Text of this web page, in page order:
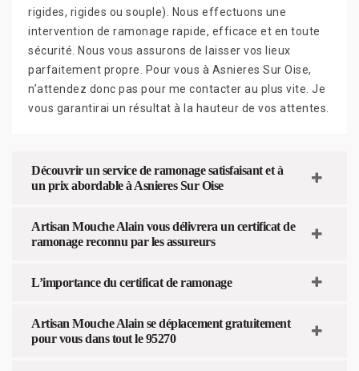
rigides, rigides ou souple). Nous effectuons une
intervention de ramonage rapide, efficace et en toute
sécurité. Nous vous assurons de laisser vos lieux
parfaitement propre. Pour vous à Asnieres Sur Oise,
n’attendez donc pas pour me contacter au plus vite. Je
vous garantirai un résultat à la hauteur de vos attentes.
Découvrir un service de ramonage satisfaisant et à
un prix abordable à Asnieres Sur Oise
Artisan Mouche Alain vous délivrera un certificat de
ramonage reconnu par les assureurs
L’importance du certificat de ramonage
Artisan Mouche Alain se déplacement gratuitement
pour vous dans tout le 95270